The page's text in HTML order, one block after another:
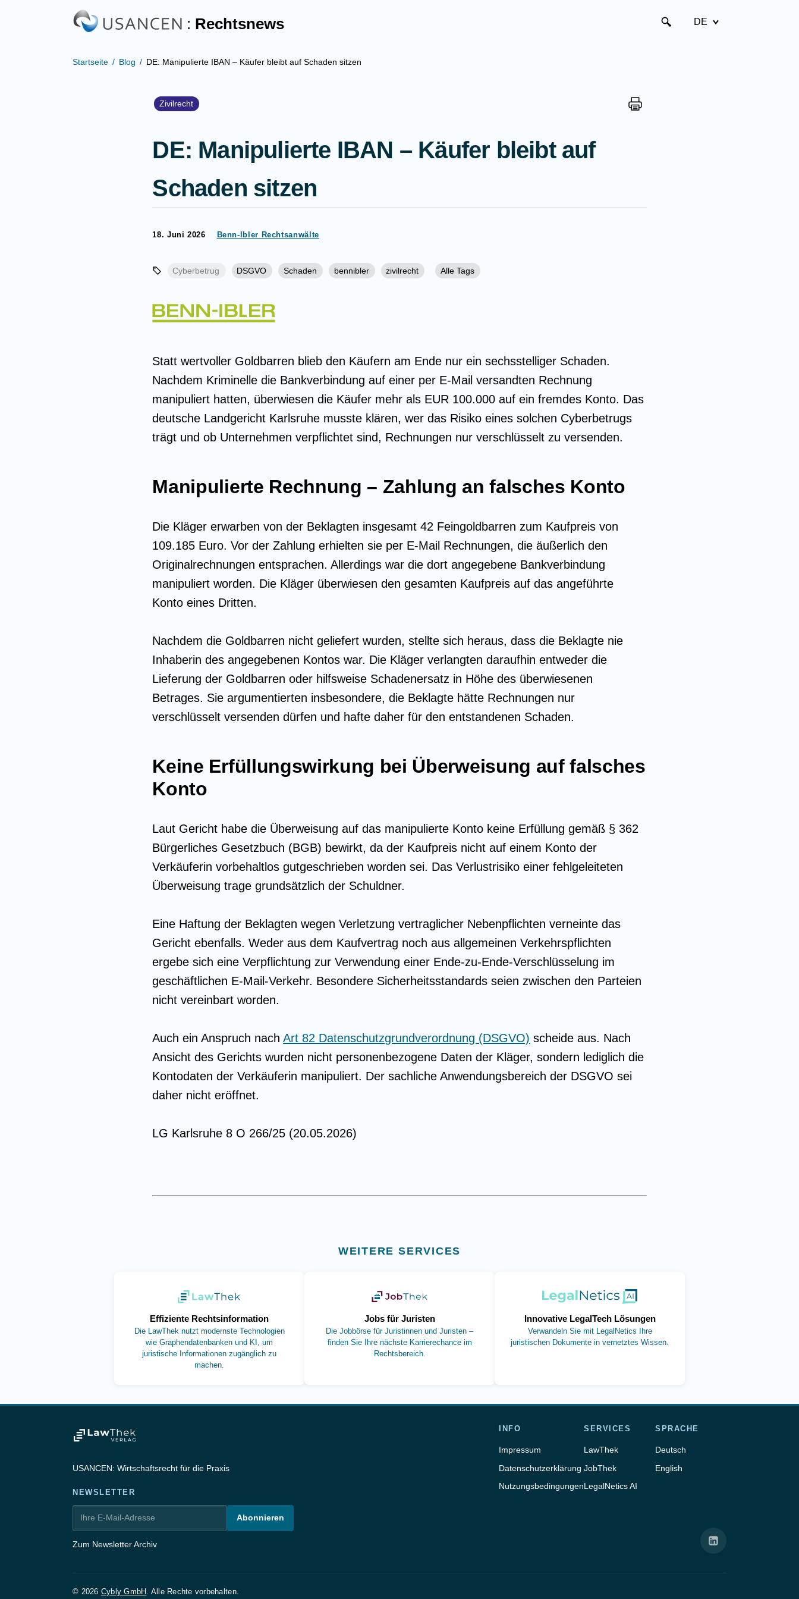
: Rechtsnews DE
Startseite Blog DE: Manipulierte IBAN – Käufer bleibt auf Schaden sitzen
Zivilrecht
DE: Manipulierte IBAN – Käufer bleibt auf
Schaden sitzen
18. Juni 2026 Benn-Ibler Rechtsanwälte
Cyberbetrug DSGVO Schaden bennibler zivilrecht Alle Tags
Statt wertvoller Goldbarren blieb den Käufern am Ende nur ein sechsstelliger Schaden.
Nachdem Kriminelle die Bankverbindung auf einer per E-Mail versandten Rechnung
manipuliert hatten, überwiesen die Käufer mehr als EUR 100.000 auf ein fremdes Konto. Das
deutsche Landgericht Karlsruhe musste klären, wer das Risiko eines solchen Cyberbetrugs
trägt und ob Unternehmen verpflichtet sind, Rechnungen nur verschlüsselt zu versenden.
Manipulierte Rechnung – Zahlung an falsches Konto
Die Kläger erwarben von der Beklagten insgesamt 42 Feingoldbarren zum Kaufpreis von
109.185 Euro. Vor der Zahlung erhielten sie per E-Mail Rechnungen, die äußerlich den
Originalrechnungen entsprachen. Allerdings war die dort angegebene Bankverbindung
manipuliert worden. Die Kläger überwiesen den gesamten Kaufpreis auf das angeführte
Konto eines Dritten.
Nachdem die Goldbarren nicht geliefert wurden, stellte sich heraus, dass die Beklagte nie
Inhaberin des angegebenen Kontos war. Die Kläger verlangten daraufhin entweder die
Lieferung der Goldbarren oder hilfsweise Schadenersatz in Höhe des überwiesenen
Betrages. Sie argumentierten insbesondere, die Beklagte hätte Rechnungen nur
verschlüsselt versenden dürfen und hafte daher für den entstandenen Schaden.
Keine Erfüllungswirkung bei Überweisung auf falsches
Konto
Laut Gericht habe die Überweisung auf das manipulierte Konto keine Erfüllung gemäß § 362
Bürgerliches Gesetzbuch (BGB) bewirkt, da der Kaufpreis nicht auf einem Konto der
Verkäuferin vorbehaltlos gutgeschrieben worden sei. Das Verlustrisiko einer fehlgeleiteten
Überweisung trage grundsätzlich der Schuldner.
Eine Haftung der Beklagten wegen Verletzung vertraglicher Nebenpflichten verneinte das
Gericht ebenfalls. Weder aus dem Kaufvertrag noch aus allgemeinen Verkehrspflichten
ergebe sich eine Verpflichtung zur Verwendung einer Ende-zu-Ende-Verschlüsselung im
geschäftlichen E-Mail-Verkehr. Besondere Sicherheitsstandards seien zwischen den Parteien
nicht vereinbart worden.
Auch ein Anspruch nachArt 82 Datenschutzgrundverordnung (DSGVO) scheide aus. Nach
Ansicht des Gerichts wurden nicht personenbezogene Daten der Kläger, sondern lediglich die
Kontodaten der Verkäuferin manipuliert. Der sachliche Anwendungsbereich der DSGVO sei
daher nicht eröffnet.
LG Karlsruhe 8 O 266/25 (20.05.2026)
WEITERE SERVICES
Effiziente Rechtsinformation
Die LawThek nutzt modernste Technologien
wie Graphendatenbanken und KI, um
juristische Informationen zugänglich zu
machen.
(öffnet in neuem Tab)
Jobs für Juristen
Die Jobbörse für Juristinnen und Juristen –
finden Sie Ihre nächste Karrierechance im
Rechtsbereich.
Innovative LegalTech Lösungen
Verwandeln Sie mit LegalNetics Ihre
juristischen Dokumente in vernetztes Wissen.
(öffnet in neuem Tab)
USANCEN: Wirtschaftsrecht für die Praxis
NEWSLETTER
Abonnieren
Zum Newsletter Archiv
INFO
Impressum
Datenschutzerklärung
Nutzungsbedingungen
SERVICES
LawThek
JobThek
LegalNetics AI
SPRACHE
Deutsch
English
© 2026 Cybly GmbH . Alle Rechte vorbehalten.